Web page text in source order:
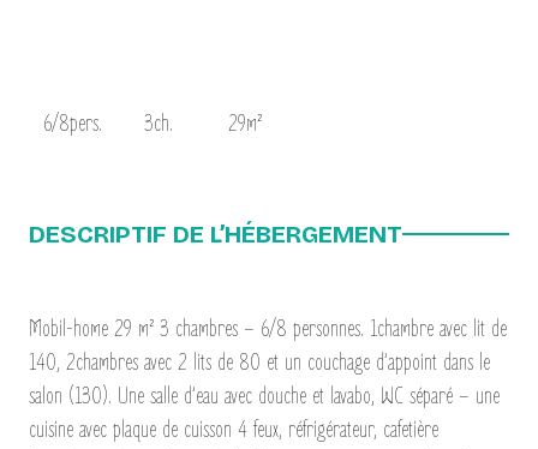
6/8pers. 3ch. 29m²
DESCRIPTIF DE L’HÉBERGEMENT
Mobil-home 29 m² 3 chambres – 6/8 personnes. 1chambre avec lit de
140, 2chambres avec 2 lits de 80 et un couchage d’appoint dans le
salon (130). Une salle d’eau avec douche et lavabo, WC séparé – une
cuisine avec plaque de cuisson 4 feux, réfrigérateur, cafetière